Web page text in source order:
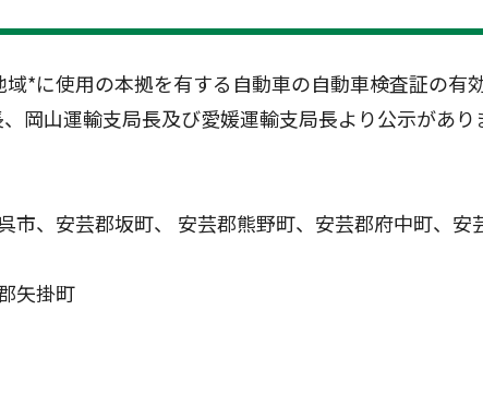
*に使用の本拠を有する自動車の自動車検査証の有
岡山運輸支局長及び愛媛運輸支局長より公示があ
、安芸郡坂町、 安芸郡熊野町、安芸郡府中町、安
矢掛町